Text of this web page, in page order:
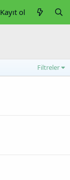
Kayıt ol
Filtreler